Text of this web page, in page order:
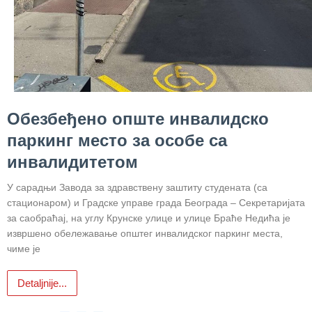
Обезбеђено опште инвалидско
паркинг место за особе са
инвалидитетом
У сарадњи Завода за здравствену заштиту студената (са
стационаром) и Градске управе града Београда – Секретаријата
за саобраћај, на углу Крунске улице и улице Браће Недића је
извршено обележавање општег инвалидског паркинг места,
чиме је
Detaljnije...
Завода
Приговори
пацијената
УСЛУГЕ
ОДГОВОРИ
Заштита
права
Права и
дужности
пацијената
За особе са
инвалидитетом